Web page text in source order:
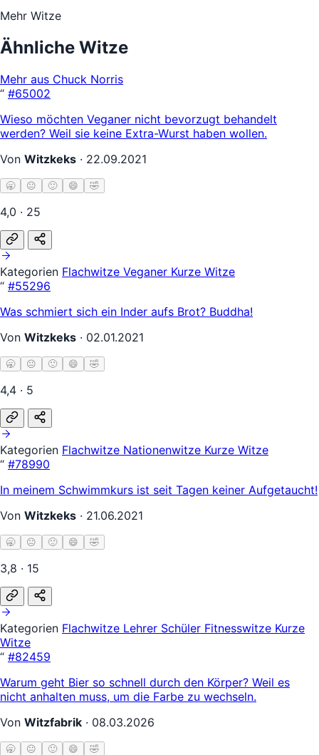
Mehr Witze
Ähnliche Witze
Mehr aus Chuck Norris
“ #65002
Wieso möchten Veganer nicht bevorzugt behandelt
werden? Weil sie keine Extra-Wurst haben wollen.
Von Witzkeks · 22.09.2021
🥱 😐 🙂 😄 🤣
4,0 · 25
Kategorien Flachwitze Veganer Kurze Witze
“ #55296
Was schmiert sich ein Inder aufs Brot? Buddha!
Von Witzkeks · 02.01.2021
🥱 😐 🙂 😄 🤣
4,4 · 5
Kategorien Flachwitze Nationenwitze Kurze Witze
“ #78990
In meinem Schwimmkurs ist seit Tagen keiner Aufgetaucht!
Von Witzkeks · 21.06.2021
🥱 😐 🙂 😄 🤣
3,8 · 15
Kategorien Flachwitze Lehrer Schüler Fitnesswitze Kurze
Witze
“ #82459
Warum geht Bier so schnell durch den Körper? Weil es
nicht anhalten muss, um die Farbe zu wechseln.
Von Witzfabrik · 08.03.2026
🥱 😐 🙂 😄 🤣